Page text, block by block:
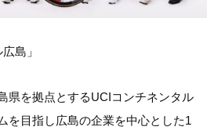
島」
県を拠点とするUCIコンチネンタル
を目指し広島の企業を中心とした1